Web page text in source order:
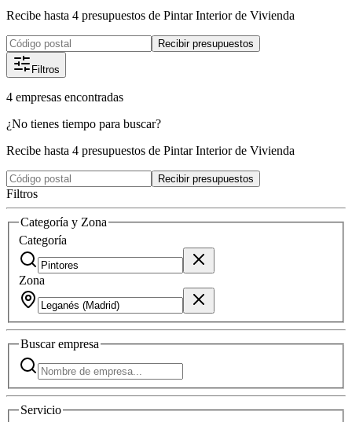
Recibe hasta 4 presupuestos de Pintar Interior de Vivienda
Recibir presupuestos
Filtros
4 empresas encontradas
¿No tienes tiempo para buscar?
Recibe hasta 4 presupuestos de Pintar Interior de Vivienda
Recibir presupuestos
Filtros
Categoría y Zona
Categoría
Zona
Buscarempresa
Servicio